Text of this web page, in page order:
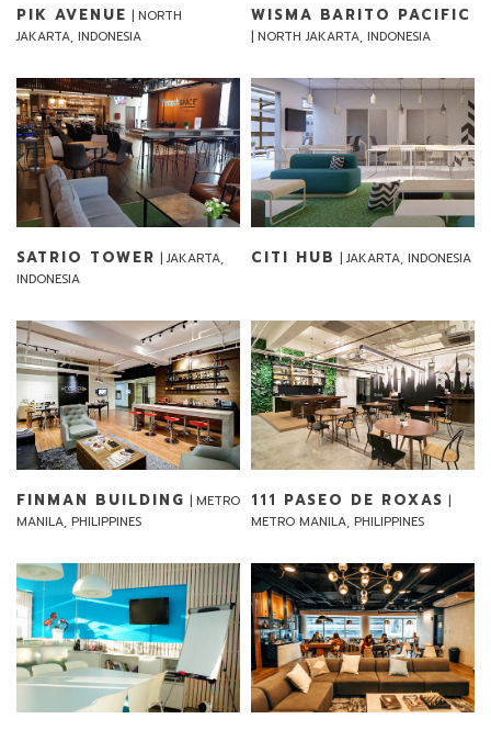
PIK AVENUE | NORTH
JAKARTA, INDONESIA
WISMA BARITO PACIFIC
| NORTH JAKARTA, INDONESIA
SATRIO TOWER | JAKARTA,
INDONESIA
CITI HUB | JAKARTA, INDONESIA
FINMAN BUILDING | METRO
MANILA, PHILIPPINES
111 PASEO DE ROXAS |
METRO MANILA, PHILIPPINES